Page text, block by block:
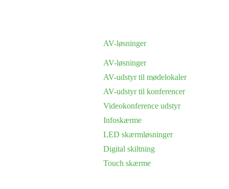
AV-løsninger
AV-løsninger
AV-udstyr til mødelokaler
AV-udstyr til konferencer
Videokonference udstyr
Infoskærme
LED skærmløsninger
Digital skiltning
Touch skærme